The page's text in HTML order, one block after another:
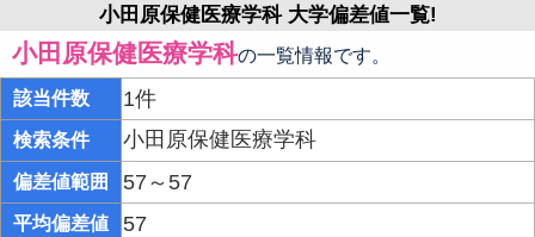
小田原保健医療学科 大学偏差値一覧!
小田原保健医療学科の一覧情報です。
該当件数 1件
検索条件 小田原保健医療学科
偏差値範囲 57～57
平均偏差値 57